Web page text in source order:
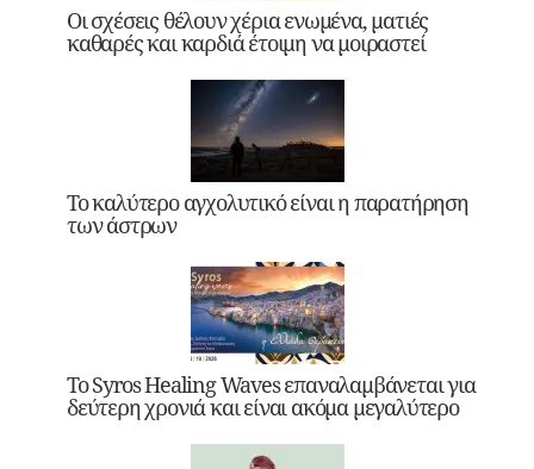
Οι σχέσεις θέλουν χέρια ενωμένα, ματιές
καθαρές και καρδιά έτοιμη να μοιραστεί
Το καλύτερο αγχολυτικό είναι η παρατήρηση
των άστρων
Το Syros Healing Waves επαναλαμβάνεται για
δεύτερη χρονιά και είναι ακόμα μεγαλύτερο